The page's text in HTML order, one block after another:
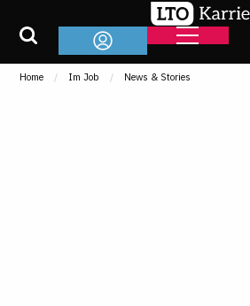
Home Im Job News & Stories